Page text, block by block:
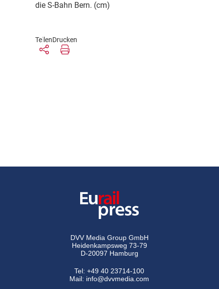
die S-Bahn Bern. (cm)
TeilenDrucken
DVV Media Group GmbH
Heidenkampsweg 73-79
D-20097 Hamburg
Tel:+49 40 23714-100
Mail: info@dvvmedia.com